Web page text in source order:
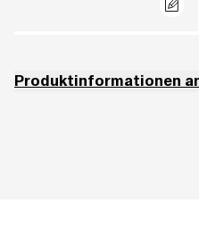
Produktinformationen